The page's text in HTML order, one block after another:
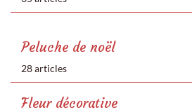
Peluche de noël
28 articles
Fleur décorative